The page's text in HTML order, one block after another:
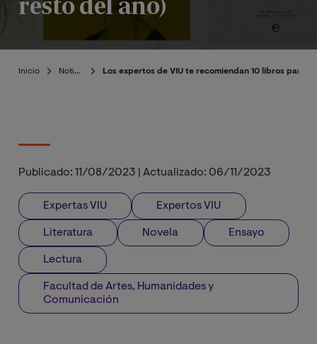
Inicio Noticias Los expertos de VIU te recomiendan 10 libros para
Publicado: 11/08/2023 Actualizado: 06/11/2023
Expertas VIU Expertos VIU
Literatura Novela Ensayo
Lectura
Facultad de Artes, Humanidades y
Comunicación